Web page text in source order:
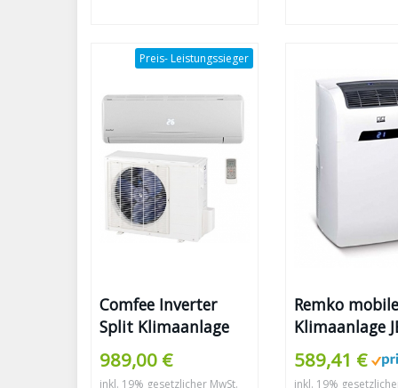
Preis- Leistungssieger
Comfee Inverter
Split Klimaanlage
989,00 €
inkl. 19% gesetzlicher MwSt.
Remko mobile
Klimaanlage
240
589,41 €
inkl. 19%